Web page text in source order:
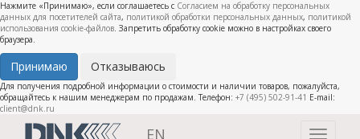
Нажмите «Принимаю», если соглашаетесь с Согласием на обработку персональных
данных для посетителей сайта, политикой обработки персональных данных, политикой
использования cookie-файлов. Запретить обработку cookie можно в настройках своего
браузера.
Принимаю Отказываюсь
Для получения подробной информации о стоимости и наличии товаров, пожалуйста,
обращайтесь к нашим менеджерам по продажам. Телефон: +7 (495) 502-91-41 E-mail:
client@dnk.ru
Toggle
EN